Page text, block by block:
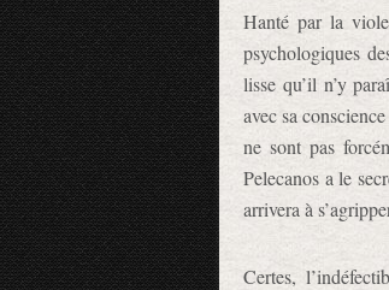
Hanté par la
psychologiques
lisse qu’il n’y
avec sa
ne sont pas
Pelecanos a le
arrivera à
Certes,